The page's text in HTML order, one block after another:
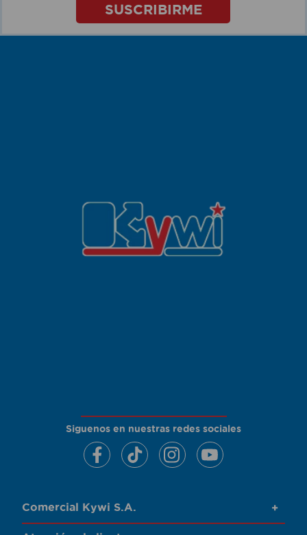
SUSCRIBIRME
Siguenos en nuestras redes sociales
Comercial Kywi S.A. +